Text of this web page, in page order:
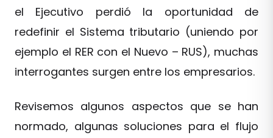
el Ejecutivo perdió la oportunidad de
redefinir el Sistema tributario (uniendo por
ejemplo el RER con el Nuevo – RUS), muchas
interrogantes surgen entre los empresarios.
Revisemos algunos aspectos que se han
normado, algunas soluciones para el flujo